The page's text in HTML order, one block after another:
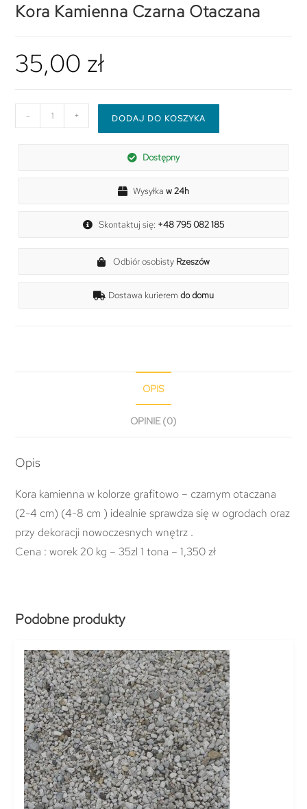
Kora Kamienna Czarna Otaczana
35,00 zł
- + DODAJ DO KOSZYKA
Dostępny
Wysyłkaw 24h
Skontaktuj się: +48 795 082 185
Odbiór osobisty Rzeszów
Dostawa kurieremdo domu
OPIS
OPINIE (0)
Opis
Kora kamienna w kolorze grafitowo – czarnym otaczana
(2-4 cm) (4-8 cm ) idealnie sprawdza się w ogrodach oraz
przy dekoracji nowoczesnych wnętrz .
Cena : worek 20 kg – 35zl 1 tona – 1,350 zł
Podobne produkty